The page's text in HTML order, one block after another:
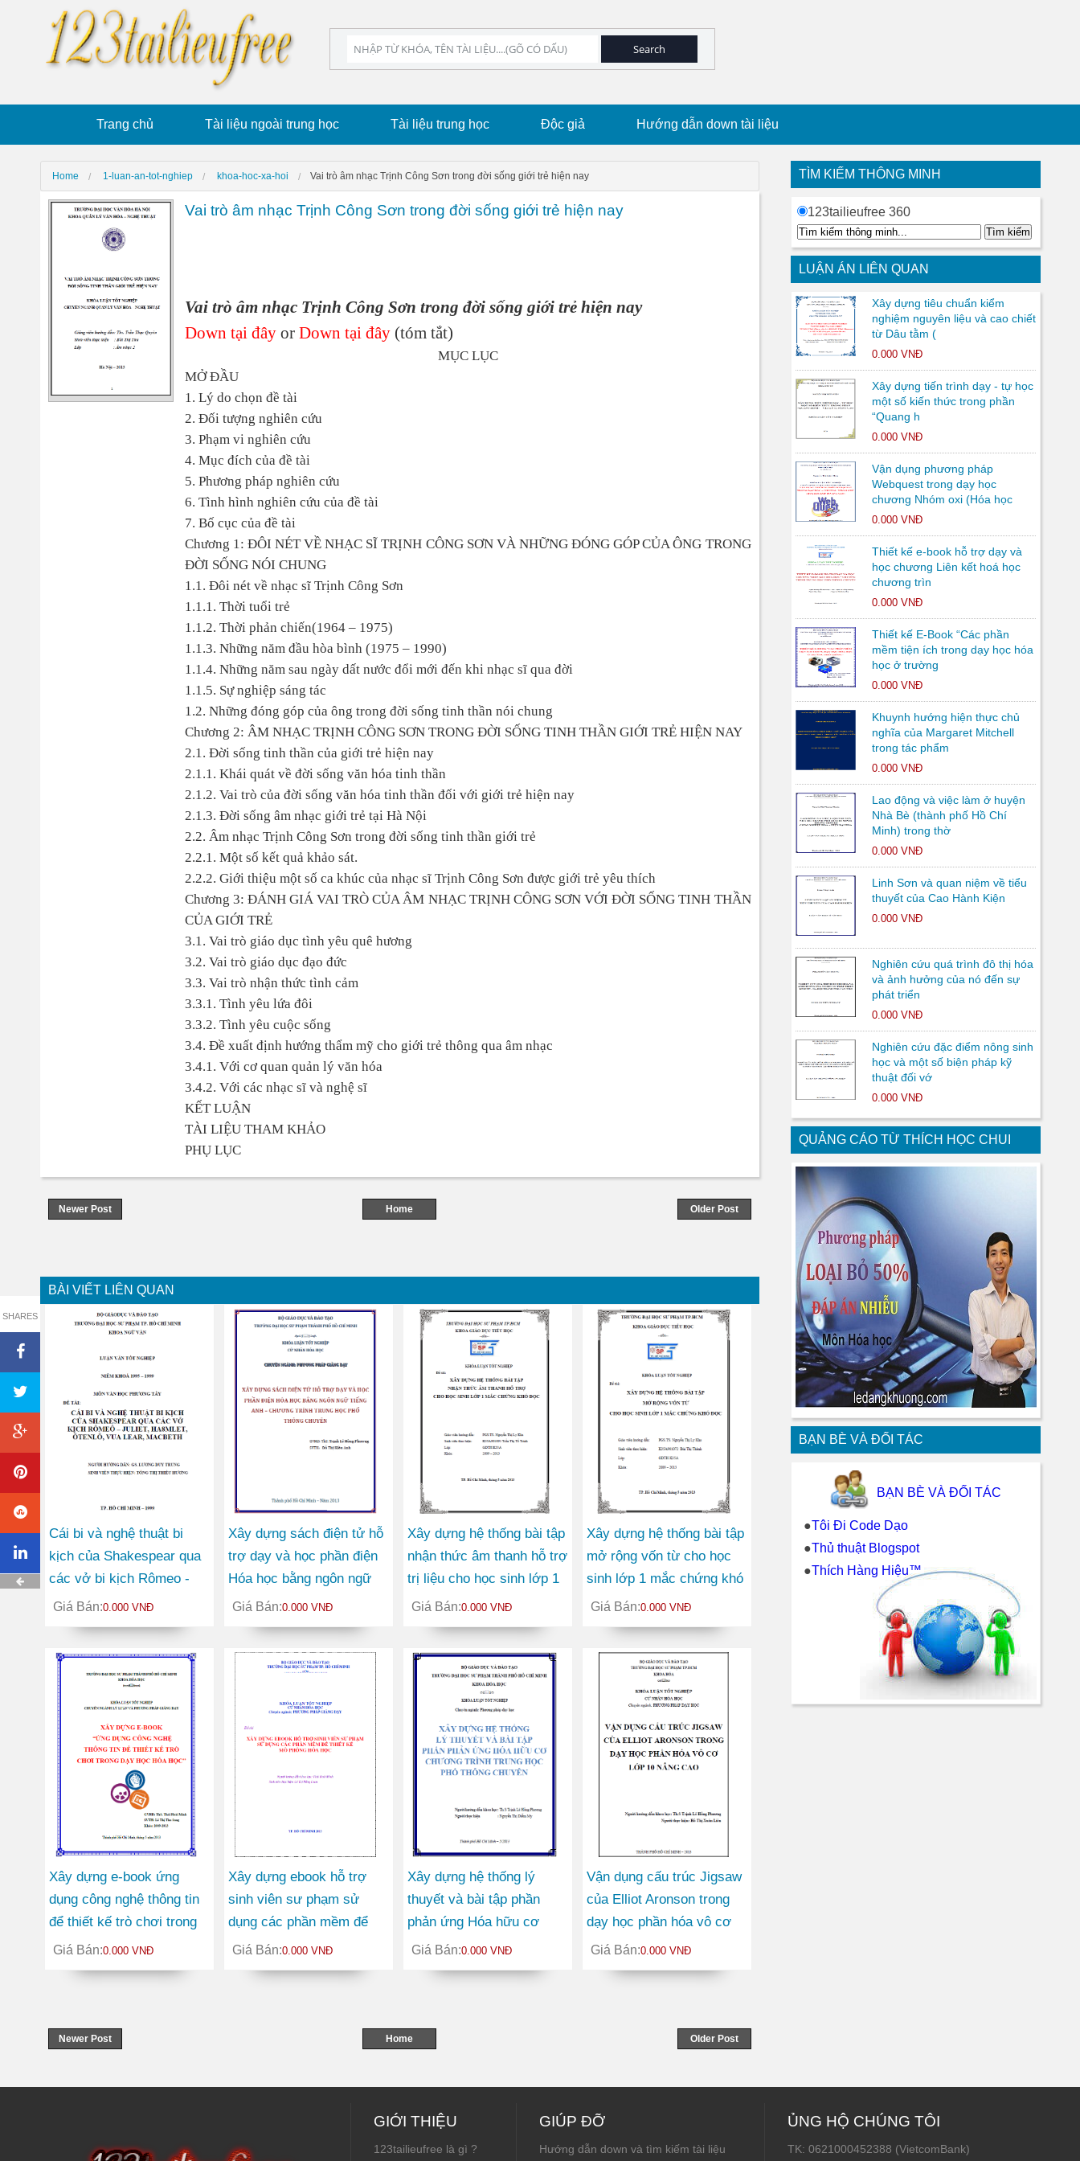
Trang chủ Tài liệu ngoài trung học Tài liệu trung học Độc giả Hướng dẫn down tài liệu
Home 1-luan-an-tot-nghiep khoa-hoc-xa-hoi Vai trò âm nhạc Trịnh Công Sơn trong đời sống giới trẻ hiện nay
SHARES
Vai trò âm nhạc Trịnh Công Sơn trong đời sống giới trẻ hiện nay
Vai trò âm nhạc Trịnh Công Sơn trong đời sống giới trẻ hiện nay
Down tại đâyor Down tại đây(tóm tắt)
MỤC LỤC
MỞ ĐẦU
1. Lý do chọn đề tài
2. Đối tượng nghiên cứu
3. Phạm vi nghiên cứu
4. Mục đích của đề tài
5. Phương pháp nghiên cứu
6. Tình hình nghiên cứu của đề tài
7. Bố cục của đề tài
Chương 1: ĐÔI NÉT VỀ NHẠC SĨ TRỊNH CÔNG SƠN VÀ NHỮNG ĐÓNG GÓP CỦA ÔNG TRONG
ĐỜI SỐNG NÓI CHUNG
1.1. Đôi nét về nhạc sĩ Trịnh Công Sơn
1.1.1. Thời tuổi trẻ
1.1.2. Thời phản chiến(1964 – 1975)
1.1.3. Những năm đầu hòa bình (1975 – 1990)
1.1.4. Những năm sau ngày dất nước đổi mới đến khi nhạc sĩ qua đời
1.1.5. Sự nghiệp sáng tác
1.2. Những đóng góp của ông trong đời sống tinh thần nói chung
Chương 2: ÂM NHẠC TRỊNH CÔNG SƠN TRONG ĐỜI SỐNG TINH THẦN GIỚI TRẺ HIỆN NAY
2.1. Đời sống tinh thần của giới trẻ hiện nay
2.1.1. Khái quát về đời sống văn hóa tinh thần
2.1.2. Vai trò của đời sống văn hóa tinh thần đối với giới trẻ hiện nay
2.1.3. Đời sống âm nhạc giới trẻ tại Hà Nội
2.2. Âm nhạc Trịnh Công Sơn trong đời sống tinh thần giới trẻ
2.2.1. Một số kết quả khảo sát.
2.2.2. Giới thiệu một số ca khúc của nhạc sĩ Trịnh Công Sơn được giới trẻ yêu thích
Chương 3: ĐÁNH GIÁ VAI TRÒ CỦA ÂM NHẠC TRỊNH CÔNG SƠN VỚI ĐỜI SỐNG TINH THẦN
CỦA GIỚI TRẺ
3.1. Vai trò giáo dục tình yêu quê hương
3.2. Vai trò giáo dục đạo đức
3.3. Vai trò nhận thức tình cảm
3.3.1. Tình yêu lứa đôi
3.3.2. Tình yêu cuộc sống
3.4. Đề xuất định hướng thẩm mỹ cho giới trẻ thông qua âm nhạc
3.4.1. Với cơ quan quản lý văn hóa
3.4.2. Với các nhạc sĩ và nghệ sĩ
KẾT LUẬN
TÀI LIỆU THAM KHẢO
PHỤ LỤC
Newer Post Older Post
Home
BÀI VIẾT LIÊN QUAN
Cái bi và nghệ thuật bi
kịch của Shakespear qua
các vở bi kịch Rômeo -
Juliet, Hămlet, Otenlô, Vua
Lear, Macbeth
Giá Bán:0.000 VNĐ
Xây dựng sách điện tử hỗ
trợ dạy và học phần điện
Hóa học bằng ngôn ngữ
tiếng Anh Chương trình
trung học phổ thông
Giá Bán:0.000 VNĐ
Xây dựng hệ thống bài tập
nhận thức âm thanh hỗ trợ
trị liệu cho học sinh lớp 1
mắc chứng khó đọc
Giá Bán:0.000 VNĐ
Xây dựng hệ thống bài tập
mở rộng vốn từ cho học
sinh lớp 1 mắc chứng khó
đọc
Giá Bán:0.000 VNĐ
Xây dựng e-book ứng
dụng công nghệ thông tin
để thiết kế trò chơi trong
dạy học Hóa học
Giá Bán:0.000 VNĐ
Xây dựng ebook hỗ trợ
sinh viên sư phạm sử
dụng các phần mềm để
thiết kế mô phỏng hóa Hóa
học
Giá Bán:0.000 VNĐ
Xây dựng hệ thống lý
thuyết và bài tập phần
phản ứng Hóa hữu cơ
chương trình trung học
phổ thông chuyên
Giá Bán:0.000 VNĐ
Vận dụng cấu trúc Jigsaw
của Elliot Aronson trong
dạy học phần hóa vô cơ
lớp 10 nâng cao
Giá Bán:0.000 VNĐ
Newer Post Older Post
Home
TÌM KIẾM THÔNG MINH
123tailieufree 360
LUẬN ÁN LIÊN QUAN
Xây dựng tiêu chuẩn kiểm
nghiệm nguyên liệu và cao chiết
từ Dâu tằm (
0.000 VNĐ
Xây dựng tiến trình dạy - tự học
một số kiến thức trong phần
“Quang h
0.000 VNĐ
Vận dụng phương pháp
Webquest trong dạy học
chương Nhóm oxi (Hóa học
0.000 VNĐ
Thiết kế e-book hỗ trợ dạy và
học chương Liên kết hoá học
chương trìn
0.000 VNĐ
Thiết kế E-Book “Các phần
mềm tiện ích trong dạy học hóa
học ở trường
0.000 VNĐ
Khuynh hướng hiện thực chủ
nghĩa của Margaret Mitchell
trong tác phẩm
0.000 VNĐ
Lao động và việc làm ở huyện
Nhà Bè (thành phố Hồ Chí
Minh) trong thờ
0.000 VNĐ
Linh Sơn và quan niệm về tiểu
thuyết của Cao Hành Kiện
0.000 VNĐ
Nghiên cứu quá trình đô thị hóa
và ảnh hưởng của nó đến sự
phát triển
0.000 VNĐ
Nghiên cứu đặc điểm nông sinh
học và một số biện pháp kỹ
thuật đối vớ
0.000 VNĐ
QUẢNG CÁO TỪ THÍCH HỌC CHUI
BẠN BÈ VÀ ĐỐI TÁC
BẠN BÈ VÀ ĐỐI TÁC
●Tôi Đi Code Dạo
●Thủ thuật Blogspot
●Thích Hàng Hiệu™
GIỚI THIỆU
123tailieufree là gì ?
GIÚP ĐỠ
Hướng dẫn down và tìm kiếm tài liệu
ỦNG HỘ CHÚNG TÔI
TK: 0621000452388 (VietcomBank)